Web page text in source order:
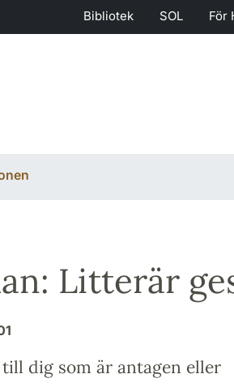
Bibliotek SOL För
Litterär
dig som är antagen eller